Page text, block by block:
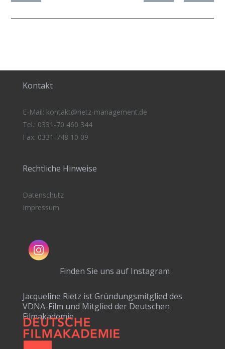
Kontakt
E-Mail: kontakt@rietz-management.de
Tel.: 0331-70 460 344
Fax: 0331-748 10 09
Rechtliche Hinweise
Datenschutz
Impressum
Finden Sie uns auf Instagram
Jacqueline Rietz ist Gründungsmitglied des
VDNA-Film und Mitglied der Deutschen
Filmakademie